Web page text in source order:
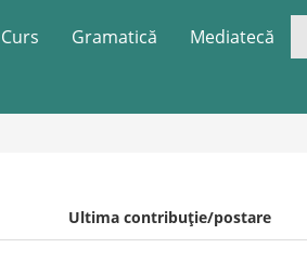
Curs Gramatică Mediatecă
Ultima contribuție/postare